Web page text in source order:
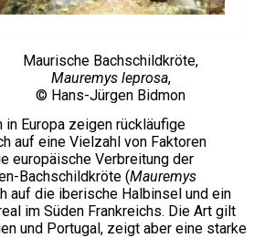
Maurische Bachschildkröte,
Mauremys leprosa,
© Hans-Jürgen Bidmon
Europa zeigen rückläufige
auf eine Vielzahl von Faktoren
europäische Verbreitung der
Bachschildkröte (Mauremys
auf die iberische Halbinsel und ein
im Süden Frankreichs. Die Art gilt
und Portugal, zeigt aber eine starke